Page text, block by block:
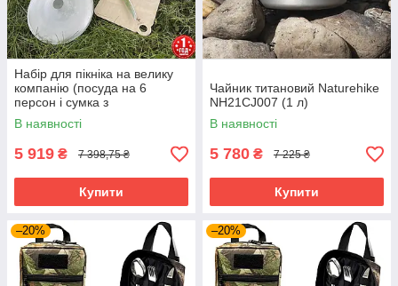
Набір для пікніка на велику
компанію (посуда на 6
персон і сумка з
термовідділенням) Acropolis
СДП-1
В наявності
5 919 ₴ 7 398,75 ₴
Купити
Чайник титановий Naturehike
NH21CJ007 (1 л)
В наявності
5 780 ₴ 7 225 ₴
Купити
–20% –20%